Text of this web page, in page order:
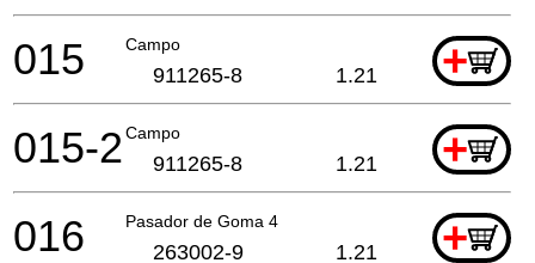
Campo +
015 911265-8 1.21
Campo +
015-2 911265-8 1.21
Pasador de Goma 4 +
016 263002-9 1.21